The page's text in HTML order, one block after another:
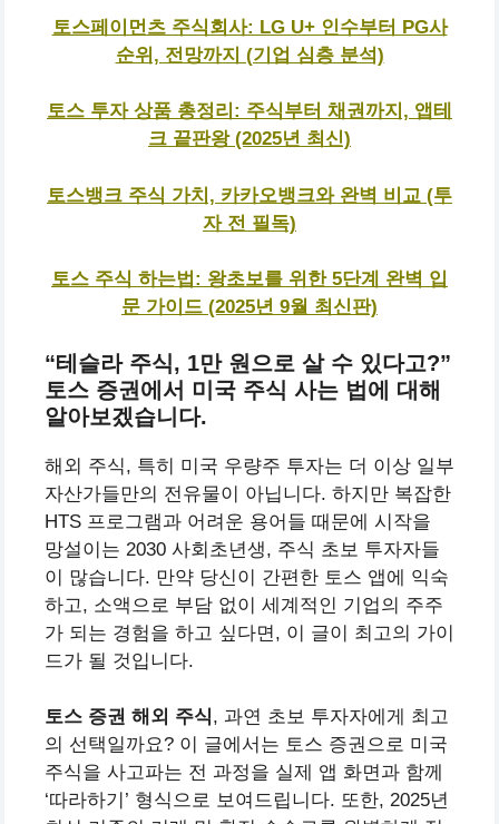
토스페이먼츠 주식회사: LG U+ 인수부터 PG사
순위, 전망까지 (기업 심층 분석)
토스 투자 상품 총정리: 주식부터 채권까지, 앱테
크 끝판왕 (2025년 최신)
토스뱅크 주식 가치, 카카오뱅크와 완벽 비교 (투
자 전 필독)
토스 주식 하는법: 왕초보를 위한 5단계 완벽 입
문 가이드 (2025년 9월 최신판)
“테슬라 주식, 1만 원으로 살 수 있다고?”
토스 증권에서 미국 주식 사는 법에 대해
알아보겠습니다.
해외 주식, 특히 미국 우량주 투자는 더 이상 일부
자산가들만의 전유물이 아닙니다. 하지만 복잡한
HTS 프로그램과 어려운 용어들 때문에 시작을
망설이는 2030 사회초년생, 주식 초보 투자자들
이 많습니다. 만약 당신이 간편한 토스 앱에 익숙
하고, 소액으로 부담 없이 세계적인 기업의 주주
가 되는 경험을 하고 싶다면, 이 글이 최고의 가이
드가 될 것입니다.
토스 증권 해외 주식, 과연 초보 투자자에게 최고
의 선택일까요? 이 글에서는 토스 증권으로 미국
주식을 사고파는 전 과정을 실제 앱 화면과 함께
‘따라하기’ 형식으로 보여드립니다. 또한, 2025년